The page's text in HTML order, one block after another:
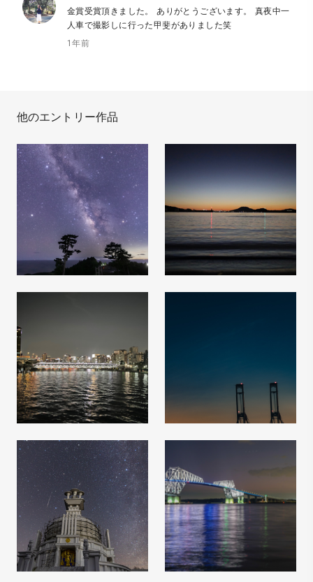
金賞受賞頂きました。 ありがとうございます。 真夜中一
人車で撮影しに行った甲斐がありました笑
1年前
他のエントリー作品